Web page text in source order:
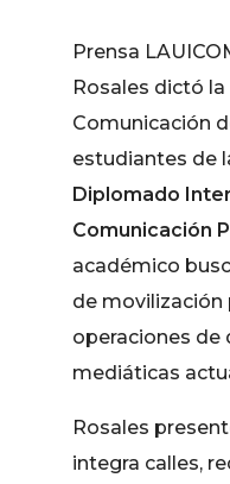
Prensa
Rosales dictó
Comunicación
estudiantes de
Diplomado
Comunicación
académico
de movilización
operaciones de
mediáticas
Rosales
integra calles,